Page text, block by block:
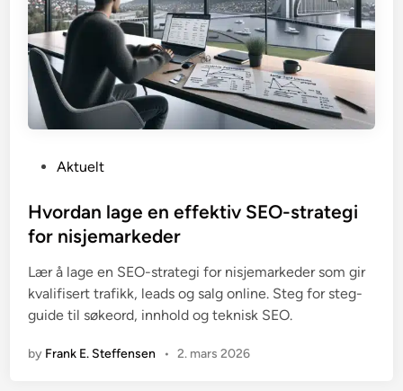
s
t
d
i
n
Aktuelt
Hvordan lage en effektiv SEO-strategi
for nisjemarkeder
Lær å lage en SEO-strategi for nisjemarkeder som gir
kvalifisert trafikk, leads og salg online. Steg for steg-
guide til søkeord, innhold og teknisk SEO.
by Frank E. Steffensen • 2. mars 2026